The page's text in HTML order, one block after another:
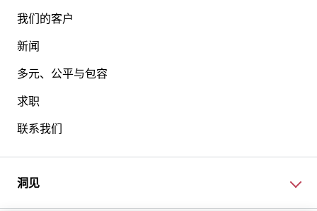
我们的客户
新闻
多元、公平与包容
求职
联系我们
洞见